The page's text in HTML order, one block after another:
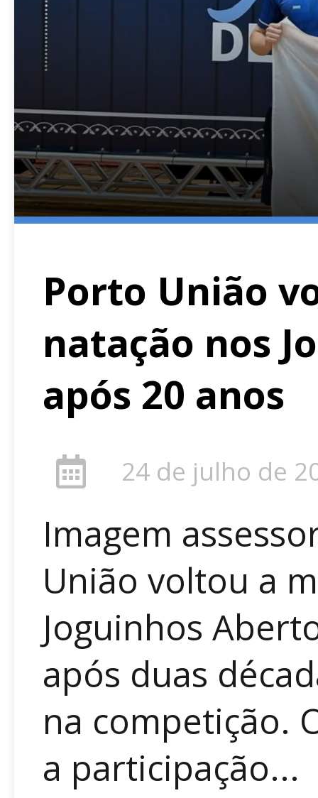
Porto União
natação nos
após 20 anos
24 de julho de
Imagem
União voltou a
Joguinhos
após duas
na competição.
a participação...